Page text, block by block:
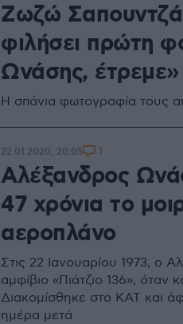
Ζωζώ
φιλήσει πρώτη
Ωνάσης, έτρεμε»
Η σπάνια φωτογραφία τους
Αλέξανδρος
47 χρόνια το
αεροπλάνο
Στις 22 Ιανουαρίου 1973, ο
αμφίβιο «Πιάτζιο 136», όταν
Διακομίσθηκε στο ΚΑΤ και
ημέρα μετά
22.01.2020, 20:05 1